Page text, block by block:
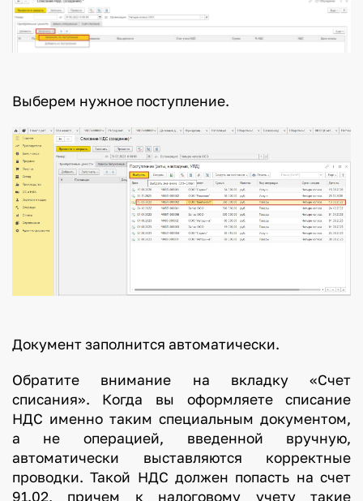
Выберем нужное поступление.
Документ заполнится автоматически.
Обратите внимание на вкладку «Счет
списания». Когда вы оформляете списание
НДС именно таким специальным документом,
а не операцией, введенной вручную,
автоматически выставляются корректные
проводки. Такой НДС должен попасть на счет
91.02, причем к налоговому учету такие